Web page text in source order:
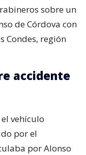
sobre un
de Córdova con
Condes, región
accidente
vehículo
por el
por Alonso